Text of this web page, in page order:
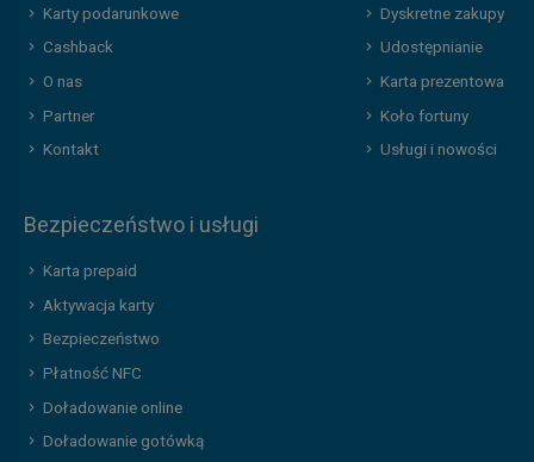
Karty podarunkowe
Cashback
O nas
Partner
Kontakt
Dyskretne zakupy
Udostępnianie
Karta prezentowa
Koło fortuny
Usługi i nowości
Bezpieczeństwo i usługi
Karta prepaid
Aktywacja karty
Bezpieczeństwo
Płatność NFC
Doładowanie online
Doładowanie gotówką